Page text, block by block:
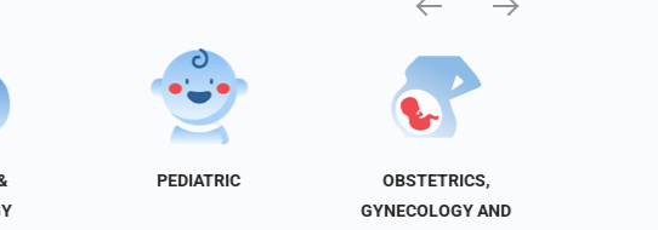
PEDIATRIC
OBSTETRICS,
GYNECOLOGY AND